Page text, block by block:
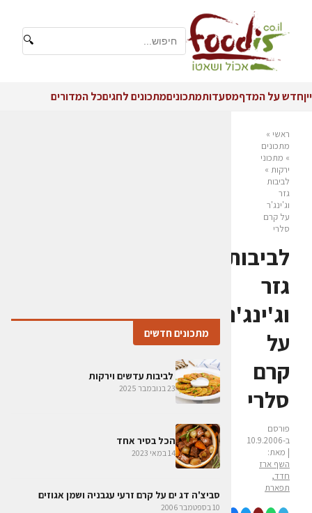
🔍
ייןחדש על המדףמסעדותמתכוניםמתכונים לחגיםכל המדורים
ראשי »
מתכונים
» מתכוני
ירקות »
לביבות
גזר
וג'ינג'ר
על קרם
סלרי
לביבות
גזר
וג'ינג'ר
על
קרם
סלרי
פורסם
ב-10.9.2006
| מאת:
השף ארז
חדד,
תפארת
מתכונים חדשים
לביבות עדשים וירקות
23 בנובמבר 2025
הכל בסיר אחד
14 במאי 2023
סביצ'ה דג ים על קרם זרעי עגבניה ושמן אגוזים
10 בספטמבר 2006